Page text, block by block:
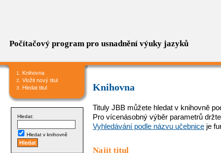
Počítačový program pro usnadnění výuky jazyků
Knihovna
Vložit nový titul
Hledat titul
Hledat:
Hledat v knihovně
Knihovna
Tituly JBB můžete hledat v knihovně
Pro vícenásobný výběr parametrů
Vyhledávání podle názvu učebnice je
Najít titul